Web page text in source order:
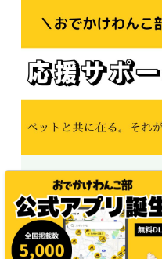
＼地図で探せる／